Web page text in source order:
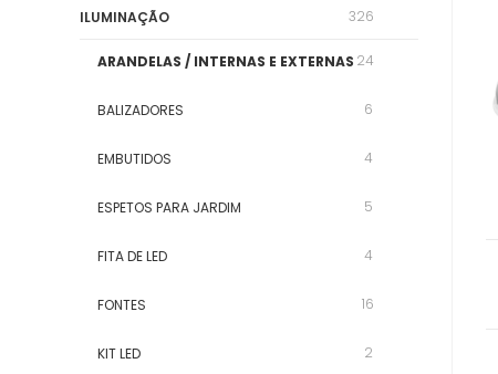
ILUMINAÇÃO 326
ARANDELAS / INTERNAS E EXTERNAS 24
BALIZADORES 6
EMBUTIDOS 4
ESPETOS PARA JARDIM 5
FITA DE LED 4
FONTES 16
KIT LED 2